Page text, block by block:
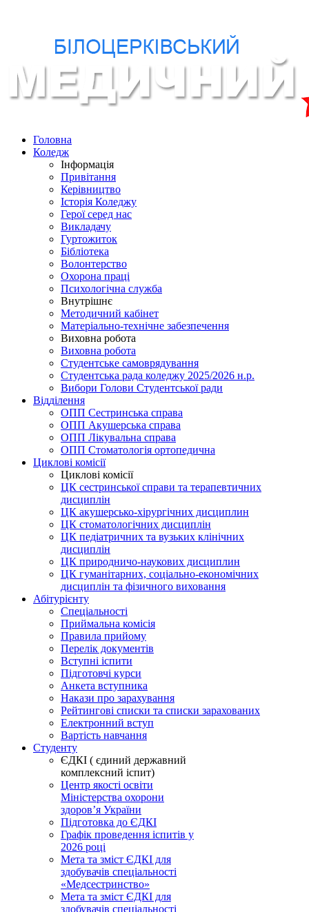
Головна
Коледж
Інформація
Привітання
Керівництво
Історія Коледжу
Герої серед нас
Викладачу
Гуртожиток
Бібліотека
Волонтерство
Охорона праці
Психологічна служба
Внутрішнє
Методичний кабінет
Матеріально-технічне забезпечення
Виховна робота
Виховна робота
Студентське самоврядування
Студентська рада коледжу 2025/2026 н.р.
Вибори Голови Студентської ради
Відділення
ОПП Сестринська справа
ОПП Акушерська справа
ОПП Лікувальна справа
ОПП Стоматологія ортопедична
Циклові комісії
Циклові комісії
ЦК сестринської справи та терапевтичних
дисциплін
ЦК акушерсько-хірургічних дисциплин
ЦК стоматологічних дисциплін
ЦК педіатричних та вузьких клінічних
дисциплін
ЦК природничо-наукових дисциплин
ЦК гуманітарних, соціально-економічних
дисциплін та фізичного виховання
Абітурієнту
Спеціальності
Приймальна комісія
Правила прийому
Перелік документів
Вступні іспити
Підготовчі курси
Анкета вступника
Накази про зарахування
Рейтингові списки та списки зарахованих
Електронний вступ
Вартість навчання
Студенту
ЄДКІ ( єдиний державний
комплексний іспит)
Центр якості освіти
Міністерства охорони
здоровʼя України
Підготовка до ЄДКІ
Графік проведення іспитів у
2026 році
Мета та зміст ЄДКІ для
здобувачів спеціальності
«Медсестринство»
Мета та зміст ЄДКІ для
здобувачів спеціальності